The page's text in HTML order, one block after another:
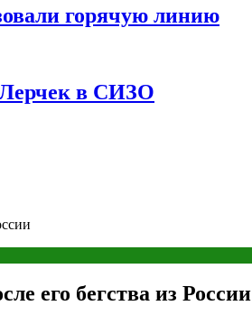
горячую линию
Лерчек в СИЗО
его бегства из России